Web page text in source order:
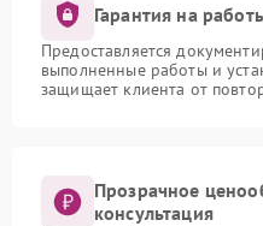
Гарантия на
Предоставляется
выполненные работы и
защищает клиента от
Прозрачное
консультация